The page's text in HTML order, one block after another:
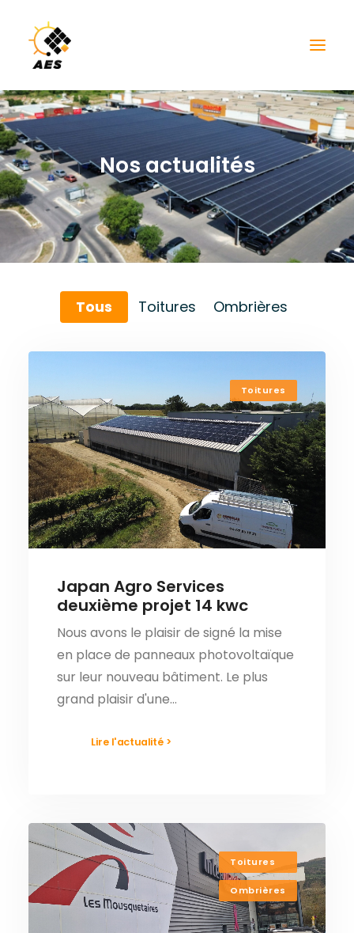
Nos actualités
Tous Toitures Ombrières
Toitures
Japan Agro Services
deuxième projet 14 kwc
Nous avons le plaisir de signé la mise
en place de panneaux photovoltaïque
sur leur nouveau bâtiment. Le plus
grand plaisir d'une…
Lire l'actualité >
Toitures
Ombrières